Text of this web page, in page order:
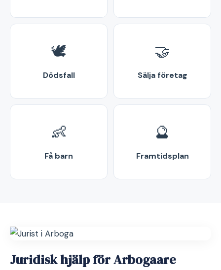
🕊️
Dödsfall
🤝
Sälja företag
👶
Få barn
🔮
Framtidsplan
Juridisk hjälp för Arbogaare